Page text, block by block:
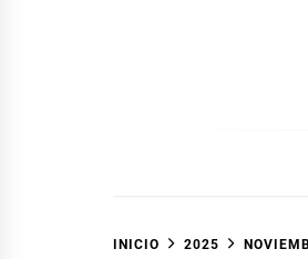
INICIO 2025